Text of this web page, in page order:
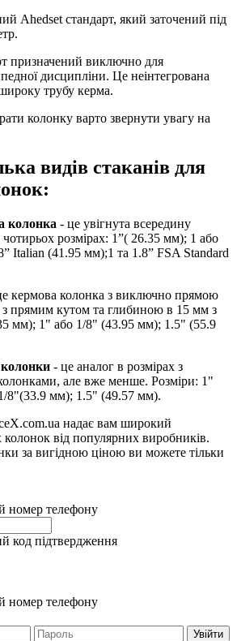
Ahedset стандарт, який заточений під
призначений виключно для
дисципліни. Це неінтегрована
трубу керма.
колонку варто звернути увагу на
видів стаканів для
колонка - це увігнута всередину
розмірах: 1”( 26.35 мм); 1 або
Italian (41.95 мм);1 та 1.8” FSA Standard
кермова колонка з виключно прямою
прямим кутом та глибиною в 15 мм з
мм); 1" або 1/8" (43.95 мм); 1.5" (55.9
- це аналог в розмірах з
але вже менше. Розміри: 1"
8"(33.9 мм); 1.5" (49.57 мм).
надає вам широкий
від популярних виробників.
за вигідною ціною ви можете тільки
номер телефону
код підтвердження
номер телефону